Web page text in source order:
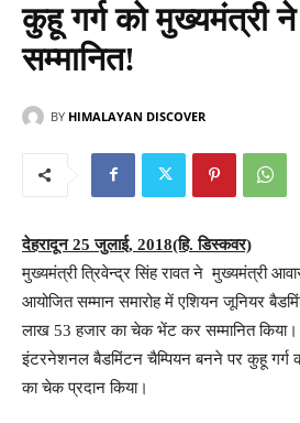
कुहू गर्ग को मुख्यमंत्री ने
सम्मानित!
BY HIMALAYAN DISCOVER
देहरादून 25 जुलाई, 2018(हि. डिस्कवर)
मुख्यमंत्री त्रिवेन्द्र सिंह रावत ने मुख्यमंत्री
आयोजित सम्मान समारोह में एशियन जूनियर
लाख 53 हजार का चेक भेंट कर सम्मानित किया।
इंटरनेशनल बैडमिंटन चैम्पियन बनने पर कुहू गर्ग
का चेक प्रदान किया।